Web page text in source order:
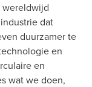
wereldwijd
dat
duurzamer te
en
en
wat we doen,